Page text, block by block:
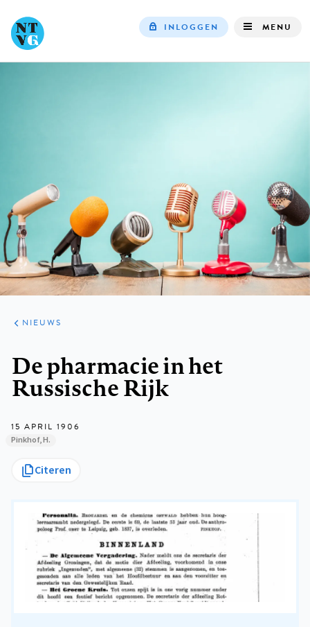
INLOGGEN MENU
ARTIKELEN
HET
KORT
NIEUWS
De pharmacie in het
Russische Rijk
15 APRIL 1906
Pinkhof, H.
Citeren